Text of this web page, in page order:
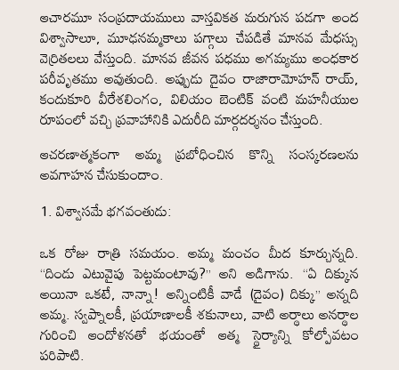
ఆచారమూ సంప్రదాయములు వాస్తవికత మరుగున పడగా అంద
విశ్వాసాలూ, మూఢనమ్మకాలు పగ్గాలు చేపడితే మానవ మేధస్సు
వెర్రితలలు వేస్తుంది. మానవ జీవన పధము అగమ్యము అంధకార
పరీవృతము అవుతుంది. అప్పుడు దైవం రాజారామోహన్ రాయ్,
కందుకూరి వీరేశలింగం, విలియం బెంటిక్ వంటి మహనీయుల
రూపంలో వచ్చి ప్రవాహానికి ఎదురీది మార్గదర్శనం చేస్తుంది.
ఆచరణాత్మకంగా అమ్మ ప్రబోధించిన కొన్ని సంస్కరణలను
అవగాహన చేసుకుందాం.
విశ్వాసమే భగవంతుడు:
ఒక రోజు రాత్రి సమయం. అమ్మ మంచం మీద కూర్చున్నది.
“దిండు ఎటువైపు పెట్టమంటావు?” అని అడిగాను. “ఏ దిక్కున
అయినా ఒకటే, నాన్నా! అన్నింటికీ వాడే (దైవం) దిక్కు” అన్నది
అమ్మ. స్వప్నాలకీ, ప్రయాణాలకీ శకునాలు, వాటి అర్థాలు అనర్థాల
గురించి ఆందోళనతో భయంతో ఆత్మ స్థైర్యాన్ని కోల్పోవటం
పరిపాటి.